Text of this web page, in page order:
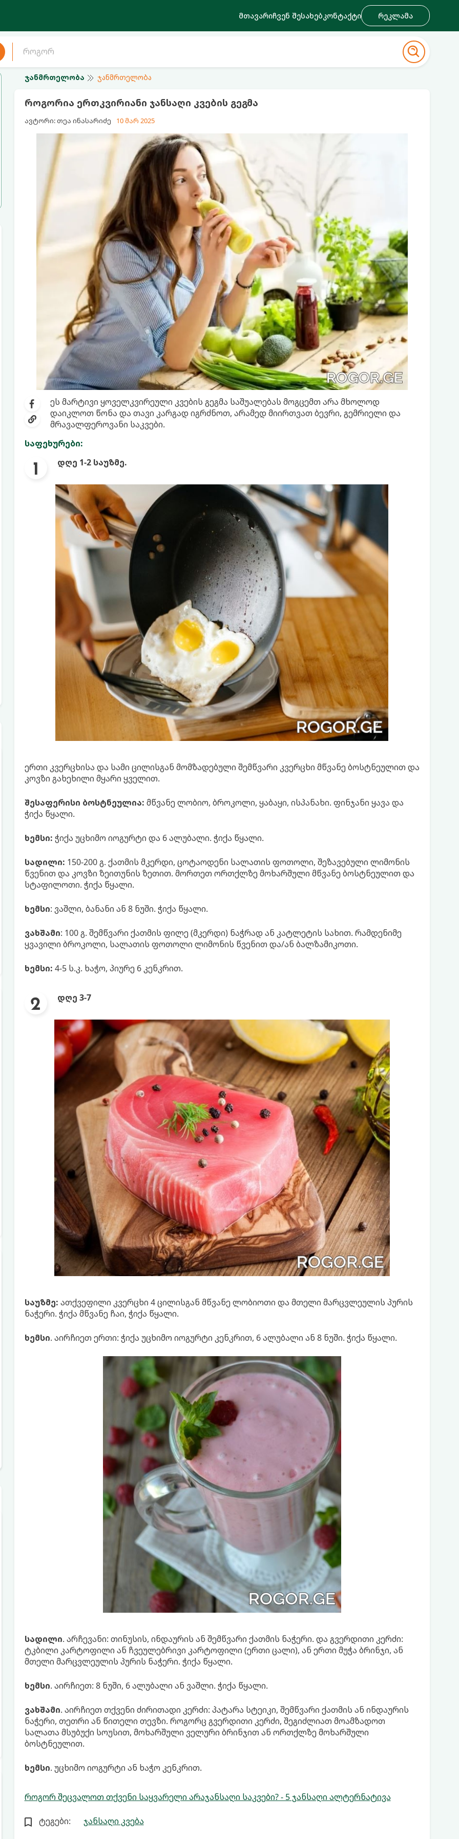
მთავარიჩვენ შესახებკონტაქტი რეკლამა
ჯანმრთელობა ჯანმრთელობა
როგორია ერთკვირიანი ჯანსაღი კვების გეგმა
ავტორი: თეა ინასარიძე 10 მარ 2025
ეს მარტივი ყოველკვირეული კვების გეგმა საშუალებას მოგცემთ არა მხოლოდ
დაიკლოთ წონა და თავი კარგად იგრძნოთ, არამედ მიირთვათ ბევრი, გემრიელი და
მრავალფეროვანი საკვები.
საფეხურები:
დღე 1-2 საუზმე.
ერთი კვერცხისა და სამი ცილისგან მომზადებული შემწვარი კვერცხი მწვანე ბოსტნეულით და
კოვზი გახეხილი მყარი ყველით.
შესაფერისი ბოსტნეულია: მწვანე ლობიო, ბროკოლი, ყაბაყი, ისპანახი. ფინჯანი ყავა და
ჭიქა წყალი.
ხემსი: ჭიქა უცხიმო იოგურტი და 6 ალუბალი. ჭიქა წყალი.
სადილი: 150-200 გ. ქათმის მკერდი, ცოტაოდენი სალათის ფოთოლი, შეზავებული ლიმონის
წვენით და კოვზი ზეითუნის ზეთით. მორთეთ ორთქლზე მოხარშული მწვანე ბოსტნეულით და
სტაფილოთი. ჭიქა წყალი.
ხემსი: ვაშლი, ბანანი ან 8 ნუში. ჭიქა წყალი.
ვახშამი: 100 გ. შემწვარი ქათმის ფილე (მკერდი) ნაჭრად ან კატლეტის სახით. რამდენიმე
ყვავილი ბროკოლი, სალათის ფოთოლი ლიმონის წვენით და/ან ბალზამიკოთი.
ხემსი: 4-5 ს.კ. ხაჭო, პიურე 6 კენკრით.
დღე 3-7
საუზმე: ათქვეფილი კვერცხი 4 ცილისგან მწვანე ლობიოთი და მთელი მარცვლეულის პურის
ნაჭერი. ჭიქა მწვანე ჩაი, ჭიქა წყალი.
ხემსი. აირჩიეთ ერთი: ჭიქა უცხიმო იოგურტი კენკრით, 6 ალუბალი ან 8 ნუში. ჭიქა წყალი.
სადილი. არჩევანი: თინუსის, ინდაურის ან შემწვარი ქათმის ნაჭერი. და გვერდითი კერძი:
ტკბილი კარტოფილი ან ჩვეულებრივი კარტოფილი (ერთი ცალი), ან ერთი მუჭა ბრინჯი, ან
მთელი მარცვლეულის პურის ნაჭერი. ჭიქა წყალი.
ხემსი. აირჩიეთ: 8 ნუში, 6 ალუბალი ან ვაშლი. ჭიქა წყალი.
ვახშამი. აირჩიეთ თქვენი ძირითადი კერძი: პატარა სტეიკი, შემწვარი ქათმის ან ინდაურის
ნაჭერი, თეთრი ან წითელი თევზი. როგორც გვერდითი კერძი, შეგიძლიათ მოამზადოთ
სალათა მსუბუქი სოუსით, მოხარშული ველური ბრინჯით ან ორთქლზე მოხარშული
ბოსტნეულით.
ხემსი. უცხიმო იოგურტი ან ხაჭო კენკრით.
როგორ შეცვალოთ თქვენი საყვარელი არაჯანსაღი საკვები? - 5 ჯანსაღი ალტერნატივა
ტეგები: ჯანსაღი კვება